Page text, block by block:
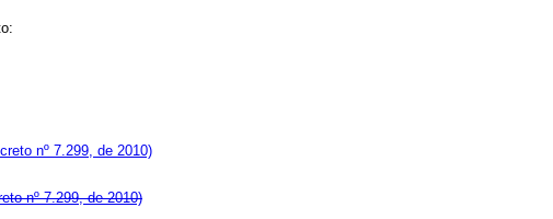
nº 7.299, de 2010)
nº 7.299, de 2010)